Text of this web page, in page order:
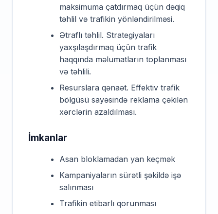
maksimuma çatdırmaq üçün dəqiq
təhlil və trafikin yönləndirilməsi.
Ətraflı təhlil. Strategiyaları
yaxşılaşdırmaq üçün trafik
haqqında məlumatların toplanması
və təhlili.
Resurslara qənaət. Effektiv trafik
bölgüsü sayəsində reklama çəkilən
xərclərin azaldılması.
İmkanlar
Asan bloklamadan yan keçmək
Kampaniyaların sürətli şəkildə işə
salınması
Trafikin etibarlı qorunması